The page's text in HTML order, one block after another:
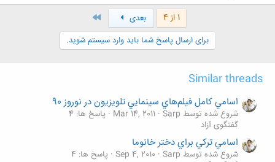
1 از 4 بعدی
برای ارسال پاسخ شما باید وارد سیستم شوید.
Similar threads
اسامي كامل فيلم‌هاي سينمايي تلويزيون در نوروز 90
شروع شده توسط Sarp Mar 14, 2011
پاسخ ها: 4
گفتگوی آزاد
اسامي ترکي براي دختر خانوما
شروع شده توسط Sarp Sep 4, 2010 پاسخ ها: 4